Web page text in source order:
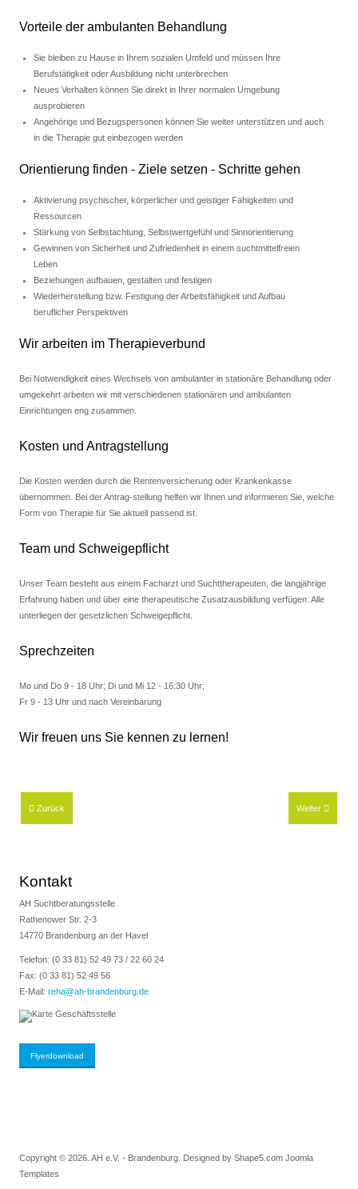
Vorteile der ambulanten Behandlung
Sie bleiben zu Hause in Ihrem sozialen Umfeld und müssen Ihre
Berufstätigkeit oder Ausbildung nicht unterbrechen
Neues Verhalten können Sie direkt in Ihrer normalen Umgebung
ausprobieren
Angehörige und Bezugspersonen können Sie weiter unterstützen und auch
in die Therapie gut einbezogen werden
Orientierung finden - Ziele setzen - Schritte gehen
Aktivierung psychischer, körperlicher und geistiger Fähigkeiten und
Ressourcen
Stärkung von Selbstachtung, Selbstwertgefühl und Sinnorientierung
Gewinnen von Sicherheit und Zufriedenheit in einem suchtmittelfreien
Leben
Beziehungen aufbauen, gestalten und festigen
Wiederherstellung bzw. Festigung der Arbeitsfähigkeit und Aufbau
beruflicher Perspektiven
Wir arbeiten im Therapieverbund
Bei Notwendigkeit eines Wechsels von ambulanter in stationäre Behandlung oder
umgekehrt arbeiten wir mit verschiedenen stationären und ambulanten
Einrichtungen eng zusammen.
Kosten und Antragstellung
Die Kosten werden durch die Rentenversicherung oder Krankenkasse
übernommen. Bei der Antrag-stellung helfen wir Ihnen und informieren Sie, welche
Form von Therapie für Sie aktuell passend ist.
Team und Schweigepflicht
Unser Team besteht aus einem Facharzt und Suchttherapeuten, die langjährige
Erfahrung haben und über eine therapeutische Zusatzausbildung verfügen. Alle
unterliegen der gesetzlichen Schweigepflicht.
Sprechzeiten
Mo und Do 9 - 18 Uhr; Di und Mi 12 - 16:30 Uhr;
Fr 9 - 13 Uhr und nach Vereinbarung
Wir freuen uns Sie kennen zu lernen!
Zurück Weiter
Kontakt
AH Suchtberatungsstelle
Rathenower Str. 2-3
14770 Brandenburg an der Havel
Telefon: (0 33 81) 52 49 73 / 22 60 24
Fax: (0 33 81) 52 49 56
E-Mail: reha@ah-brandenburg.de
Flyerdownload
Copyright © 2026. AH e.V. - Brandenburg. Designed by Shape5.com Joomla
Templates